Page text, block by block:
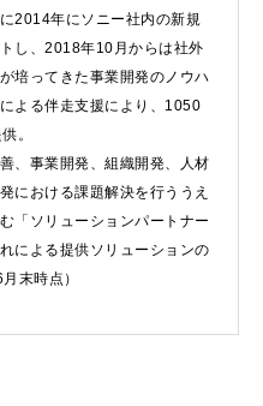
2014年にソニー社内の新規
し、2018年10月からは社外
培ってきた事業開発のノウハ
よる伴走支援により、1050
。
、事業開発、組織開発、人材
における課題解決を行ううえ
「ソリューションパートナー
による提供ソリューションの
末時点）